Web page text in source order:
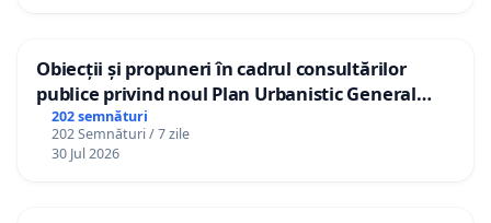
Obiecții și propuneri în cadrul consultărilor
publice privind noul Plan Urbanistic General
(PUG) Ialoveni
202 semnături
202 Semnături / 7 zile
30 Jul 2026